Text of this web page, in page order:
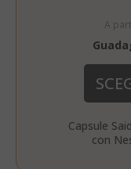
A
Capsule
con